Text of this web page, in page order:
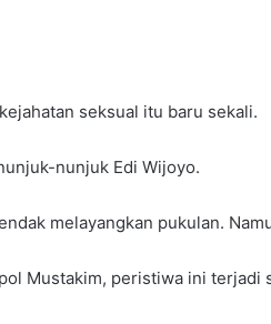
seksual itu baru sekali.
nunjuk Edi Wijoyo.
melayangkan pukulan.
Mustakim, peristiwa ini terjadi